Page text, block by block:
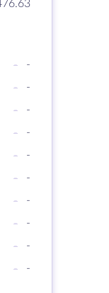
-
-
-
-
-
-
-
-
-
-
-
-
-
-
-
-
-
-
- -